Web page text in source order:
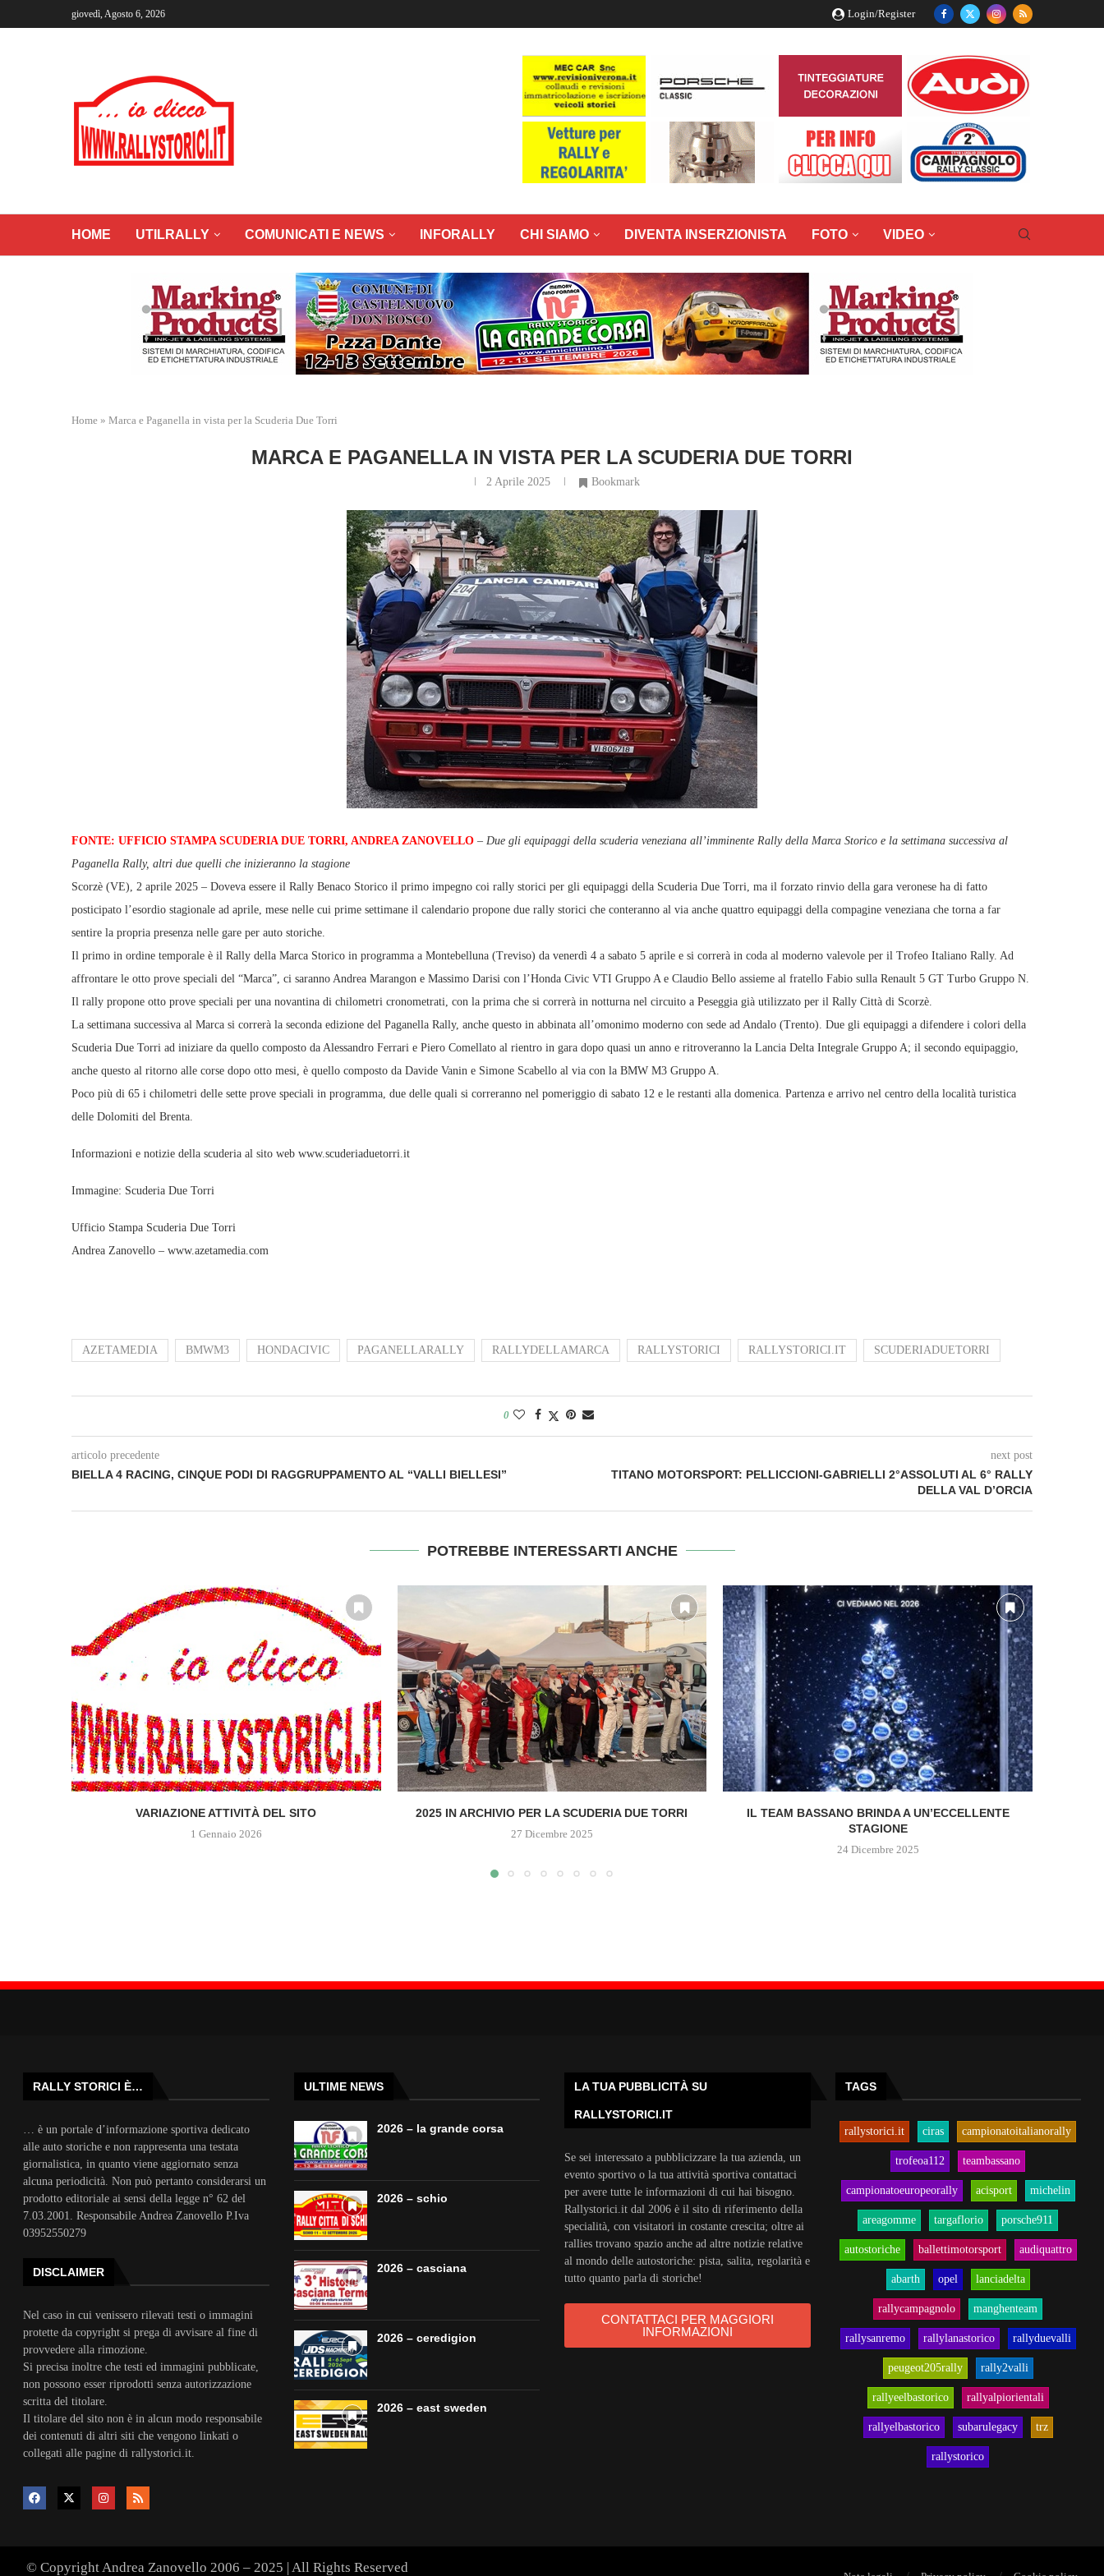
giovedì, Agosto 6, 2026 Login/Register
HOME UTILRALLY COMUNICATI E NEWS INFORALLY CHI SIAMO DIVENTA INSERZIONISTA FOTO VIDEO
Home » Marca e Paganella in vista per la Scuderia Due Torri
MARCA E PAGANELLA IN VISTA PER LA SCUDERIA DUE TORRI
2 Aprile 2025 Bookmark
FONTE: UFFICIO STAMPA SCUDERIA DUE TORRI, ANDREA ZANOVELLO – Due gli equipaggi della scuderia veneziana all’imminente Rally della Marca Storico e la settimana successiva al
Paganella Rally, altri due quelli che inizieranno la stagione
Scorzè (VE), 2 aprile 2025 – Doveva essere il Rally Benaco Storico il primo impegno coi rally storici per gli equipaggi della Scuderia Due Torri, ma il forzato rinvio della gara veronese ha di fatto
posticipato l’esordio stagionale ad aprile, mese nelle cui prime settimane il calendario propone due rally storici che conteranno al via anche quattro equipaggi della compagine veneziana che torna a far
sentire la propria presenza nelle gare per auto storiche.
Il primo in ordine temporale è il Rally della Marca Storico in programma a Montebelluna (Treviso) da venerdì 4 a sabato 5 aprile e si correrà in coda al moderno valevole per il Trofeo Italiano Rally. Ad
affrontare le otto prove speciali del “Marca”, ci saranno Andrea Marangon e Massimo Darisi con l’Honda Civic VTI Gruppo A e Claudio Bello assieme al fratello Fabio sulla Renault 5 GT Turbo Gruppo N.
Il rally propone otto prove speciali per una novantina di chilometri cronometrati, con la prima che si correrà in notturna nel circuito a Peseggia già utilizzato per il Rally Città di Scorzè.
La settimana successiva al Marca si correrà la seconda edizione del Paganella Rally, anche questo in abbinata all’omonimo moderno con sede ad Andalo (Trento). Due gli equipaggi a difendere i colori della
Scuderia Due Torri ad iniziare da quello composto da Alessandro Ferrari e Piero Comellato al rientro in gara dopo quasi un anno e ritroveranno la Lancia Delta Integrale Gruppo A; il secondo equipaggio,
anche questo al ritorno alle corse dopo otto mesi, è quello composto da Davide Vanin e Simone Scabello al via con la BMW M3 Gruppo A.
Poco più di 65 i chilometri delle sette prove speciali in programma, due delle quali si correranno nel pomeriggio di sabato 12 e le restanti alla domenica. Partenza e arrivo nel centro della località turistica
delle Dolomiti del Brenta.
Informazioni e notizie della scuderia al sito web www.scuderiaduetorri.it
Immagine: Scuderia Due Torri
Ufficio Stampa Scuderia Due Torri
Andrea Zanovello – www.azetamedia.com
AZETAMEDIA BMWM3 HONDACIVIC PAGANELLARALLY RALLYDELLAMARCA RALLYSTORICI RALLYSTORICI.IT SCUDERIADUETORRI
0
articolo precedente
BIELLA 4 RACING, CINQUE PODI DI RAGGRUPPAMENTO AL “VALLI BIELLESI”
next post
TITANO MOTORSPORT: PELLICCIONI-GABRIELLI 2°ASSOLUTI AL 6° RALLY
DELLA VAL D’ORCIA
POTREBBE INTERESSARTI ANCHE
VARIAZIONE ATTIVITÀ DEL SITO
1 Gennaio 2026
2025 IN ARCHIVIO PER LA SCUDERIA DUE TORRI
27 Dicembre 2025
IL TEAM BASSANO BRINDA A UN’ECCELLENTE
STAGIONE
24 Dicembre 2025
RALLY STORICI È…
… è un portale d’informazione sportiva dedicato
alle auto storiche e non rappresenta una testata
giornalistica, in quanto viene aggiornato senza
alcuna periodicità. Non può pertanto considerarsi un
prodotto editoriale ai sensi della legge n° 62 del
7.03.2001. Responsabile Andrea Zanovello P.Iva
03952550279
DISCLAIMER
Nel caso in cui venissero rilevati testi o immagini
protette da copyright si prega di avvisare al fine di
provvedere alla rimozione.
Si precisa inoltre che testi ed immagini pubblicate,
non possono esser riprodotti senza autorizzazione
scritta del titolare.
Il titolare del sito non è in alcun modo responsabile
dei contenuti di altri siti che vengono linkati o
collegati alle pagine di rallystorici.it.
ULTIME NEWS
2026 – la grande corsa
2026 – schio
2026 – casciana
2026 – ceredigion
2026 – east sweden
LA TUA PUBBLICITÀ SU
RALLYSTORICI.IT
Se sei interessato a pubblicizzare la tua azienda, un
evento sportivo o la tua attività sportiva contattaci
per avere tutte le informazioni di cui hai bisogno.
Rallystorici.it dal 2006 è il sito di riferimento della
specialità, con visitatori in costante crescita; oltre ai
rallies trovano spazio anche ad altre notizie relative
al mondo delle autostoriche: pista, salita, regolarità e
tutto quanto parla di storiche!
CONTATTACI PER MAGGIORI
INFORMAZIONI
TAGS
rallystorici.it ciras campionatoitalianorally
trofeoa112 teambassano
campionatoeuropeorally acisport michelin
areagomme targaflorio porsche911
autostoriche ballettimotorsport audiquattro
abarth opel lanciadelta
rallycampagnolo manghenteam
rallysanremo rallylanastorico rallyduevalli
peugeot205rally rally2valli
rallyeelbastorico rallyalpiorientali
rallyelbastorico subarulegacy trz
rallystorico
© Copyright Andrea Zanovello 2006 – 2025 | All Rights Reserved